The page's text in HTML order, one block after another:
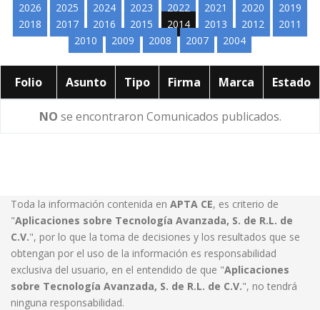
2026 2025 2024 2023 2022 2021 2020
2019
2018
2017 2016 2015 2014 2013 2012
2011
2010
2009 2008 2007 2004
Folio Asunto Tipo Firma Marca Estado
NO se encontraron Comunicados publicados.
Toda la información contenida en APTA CE, es criterio de
"Aplicaciones sobre Tecnología Avanzada, S. de R.L. de
C.V.", por lo que la toma de decisiones y los resultados que se
obtengan por el uso de la información es responsabilidad
exclusiva del usuario, en el entendido de que "Aplicaciones
sobre Tecnología Avanzada, S. de R.L. de C.V.", no tendrá
ninguna responsabilidad.